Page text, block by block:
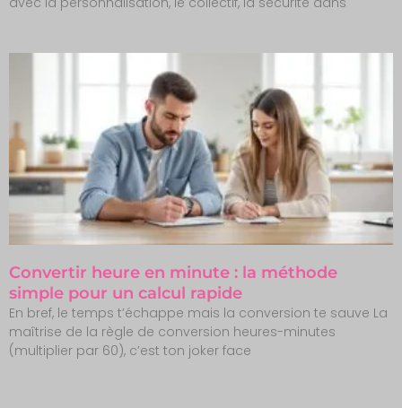
Convertir heure en minute : la méthode
simple pour un calcul rapide
En bref, le temps t’échappe mais la conversion te sauve La
maîtrise de la règle de conversion heures-minutes
(multiplier par 60), c’est ton joker face